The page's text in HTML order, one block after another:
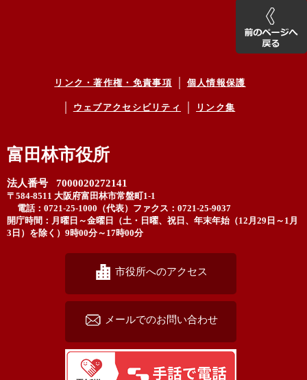
リンク・著作権・免責事項 個人情報保護
ウェブアクセシビリティ リンク集
富田林市役所
法人番号 7000020272141
〒584-8511 大阪府富田林市常盤町1-1
電話：0721-25-1000（代表） ファクス：0721-25-9037
開庁時間：月曜日～金曜日（土・日曜、祝日、年末年始（12月29日～1月
3日）を除く）9時00分～17時00分
市役所へのアクセス
メールでのお問い合わせ